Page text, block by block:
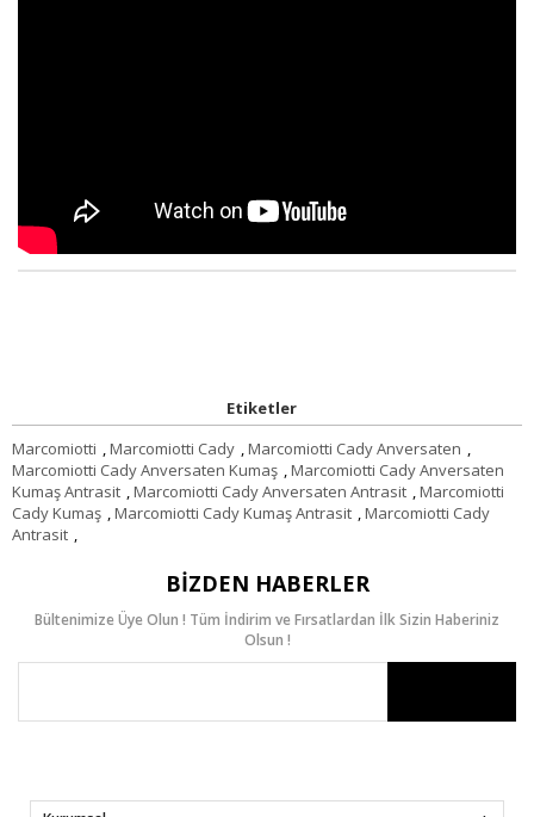
Etiketler
Marcomiotti ,Marcomiotti Cady ,Marcomiotti Cady Anversaten ,
Marcomiotti Cady Anversaten Kumaş ,Marcomiotti Cady Anversaten
Kumaş Antrasit ,Marcomiotti Cady Anversaten Antrasit ,Marcomiotti
Cady Kumaş ,Marcomiotti Cady Kumaş Antrasit ,Marcomiotti Cady
Antrasit ,
BIZDEN HABERLER
Bültenimize Üye Olun ! Tüm İndirim ve Fırsatlardan İlk Sizin Haberiniz
Olsun !